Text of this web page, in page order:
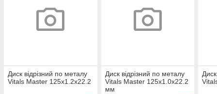
Диск відрізний по металу
Vitals Master 125х1.2х22.2
Диск відрізний по металу
Vitals Master 125х1.0х22.2
мм